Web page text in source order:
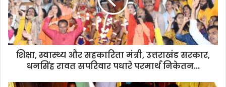
शिक्षा, स्वास्थ्य और सहकारिता मंत्री, उत्तराखंड सरकार,
धनसिंह रावत सपरिवार पधारे परमार्थ निकेतन...